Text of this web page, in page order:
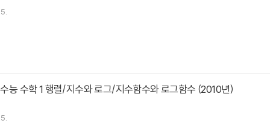
능 수학 1 행렬/지수와 로그/지수함수와 로그함수 (2010년)